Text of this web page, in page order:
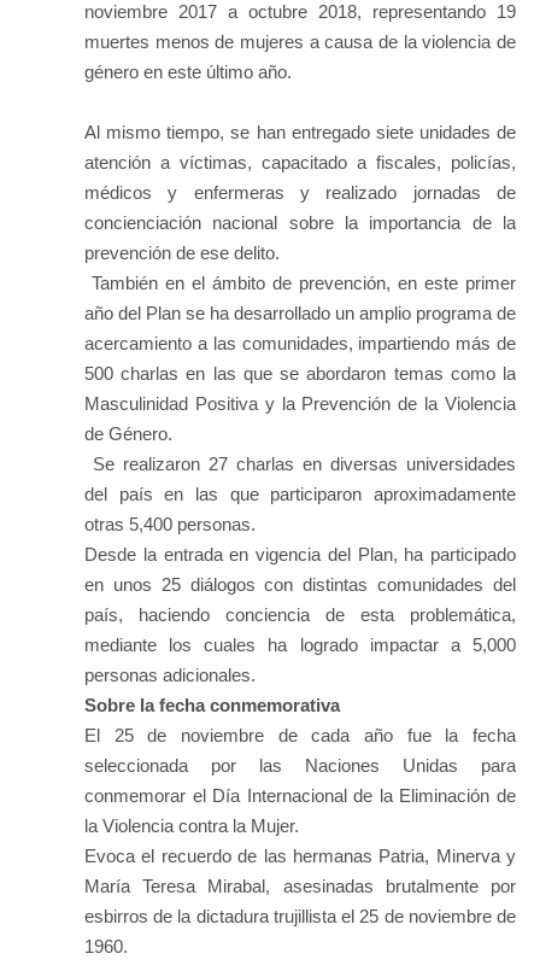
noviembre 2017 a octubre 2018, representando 19
muertes menos de mujeres a causa de la violencia de
género en este último año.
Al mismo tiempo, se han entregado siete unidades de
atención a víctimas, capacitado a fiscales, policías,
médicos y enfermeras y realizado jornadas de
concienciación nacional sobre la importancia de la
prevención de ese delito.
También en el ámbito de prevención, en este primer
año del Plan se ha desarrollado un amplio programa de
acercamiento a las comunidades, impartiendo más de
500 charlas en las que se abordaron temas como la
Masculinidad Positiva y la Prevención de la Violencia
de Género.
Se realizaron 27 charlas en diversas universidades
del país en las que participaron aproximadamente
otras 5,400 personas.
Desde la entrada en vigencia del Plan, ha participado
en unos 25 diálogos con distintas comunidades del
país, haciendo conciencia de esta problemática,
mediante los cuales ha logrado impactar a 5,000
personas adicionales.
Sobre la fecha conmemorativa
El 25 de noviembre de cada año fue la fecha
seleccionada por las Naciones Unidas para
conmemorar el Día Internacional de la Eliminación de
la Violencia contra la Mujer.
Evoca el recuerdo de las hermanas Patria, Minerva y
María Teresa Mirabal, asesinadas brutalmente por
esbirros de la dictadura trujillista el 25 de noviembre de
1960.